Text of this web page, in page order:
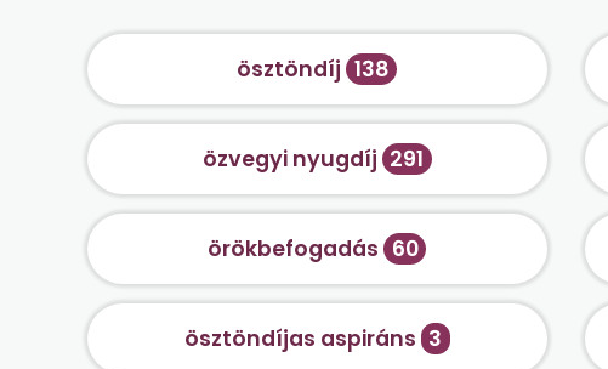
ösztöndíj 138
özvegyi nyugdíj 291
örökbefogadás 60
ösztöndíjas aspiráns 3